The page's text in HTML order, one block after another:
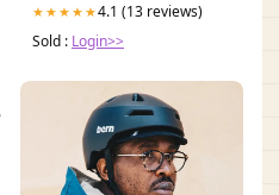
★★★★★4.1 (13 reviews)
Sold : Login>>